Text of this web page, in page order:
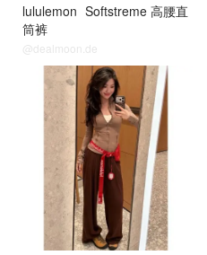
lululemon Softstreme 高腰直
筒裤
@dealmoon.de